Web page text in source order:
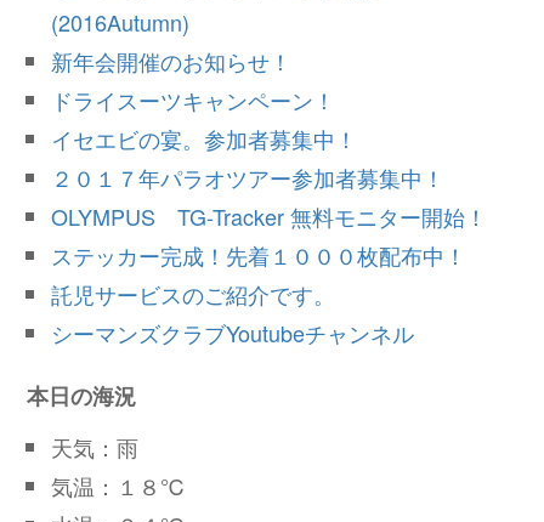
(2016Autumn)
新年会開催のお知らせ！
ドライスーツキャンペーン！
イセエビの宴。参加者募集中！
２０１７年パラオツアー参加者募集中！
OLYMPUS TG-Tracker 無料モニター開始！
ステッカー完成！先着１０００枚配布中！
託児サービスのご紹介です。
シーマンズクラブYoutubeチャンネル
本日の海況
天気：雨
気温：１８℃